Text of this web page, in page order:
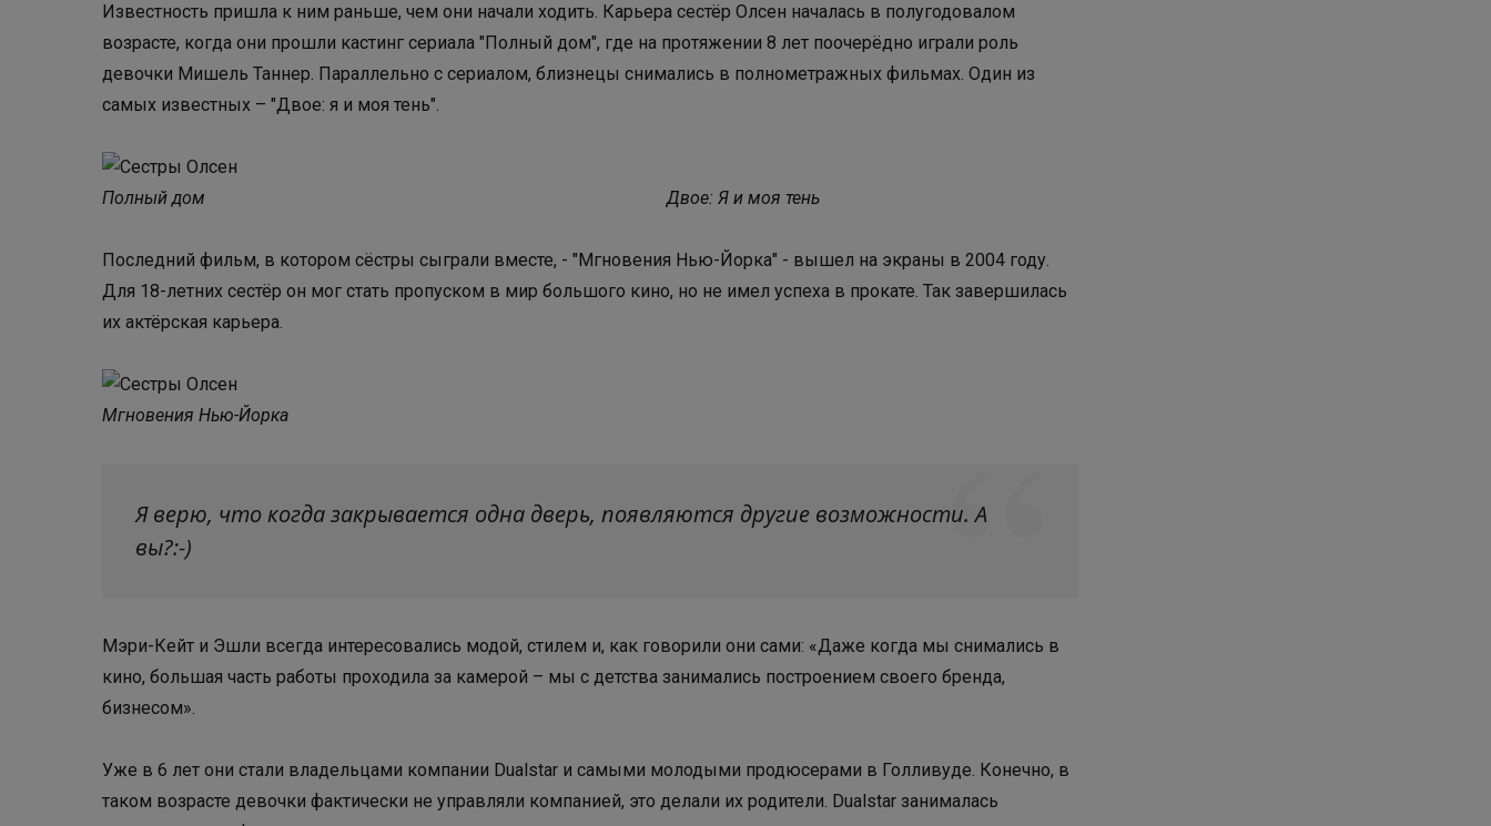
Известность пришла к ним раньше, чем они начали ходить. Карьера сестёр Олсен началась в полугодовалом
возрасте, когда они прошли кастинг сериала "Полный дом", где на протяжении 8 лет поочерёдно играли роль
девочки Мишель Таннер. Параллельно с сериалом, близнецы снимались в полнометражных фильмах. Один из
самых известных – "Двое: я и моя тень".
Полный дом Двое: Я и моя тень
Последний фильм, в котором сёстры сыграли вместе, - "Мгновения Нью-Йорка" - вышел на экраны в 2004 году.
Для 18-летних сестёр он мог стать пропуском в мир большого кино, но не имел успеха в прокате. Так завершилась
их актёрская карьера.
Мгновения Нью-Йорка
Я верю, что когда закрывается одна дверь, появляются другие возможности. А
вы?:-)
Мэри-Кейт и Эшли всегда интересовались модой, стилем и, как говорили они сами: «Даже когда мы снимались в
кино, большая часть работы проходила за камерой – мы с детства занимались построением своего бренда,
бизнесом».
Уже в 6 лет они стали владельцами компании Dualstar и самыми молодыми продюсерами в Голливуде. Конечно, в
таком возрасте девочки фактически не управляли компанией, это делали их родители. Dualstar занималась